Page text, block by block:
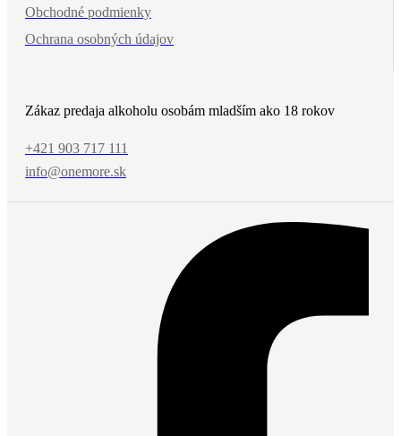
Obchodné podmienky
Ochrana osobných údajov
Zákaz predaja alkoholu osobám mladším ako 18 rokov
+421 903 717 111
info@onemore.sk